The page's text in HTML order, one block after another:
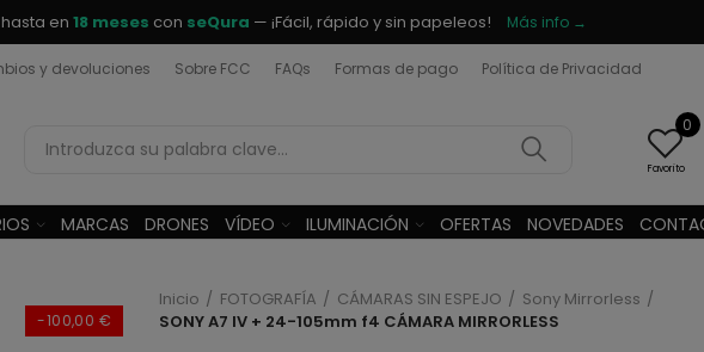
en 18 meses con seQura — ¡Fácil, rápido y sin papeleos! Más info →
y devoluciones Sobre FCC FAQs Formas de pago Política de Privacidad
0
Favorito
MARCAS DRONES VÍDEO ILUMINACIÓN OFERTAS NOVEDADES
-100,00 €
Inicio FOTOGRAFÍA CÁMARAS SIN ESPEJO
Sony Mirrorless
SONY A7 IV + 24-105mm f4 CÁMARA MIRRORLESS